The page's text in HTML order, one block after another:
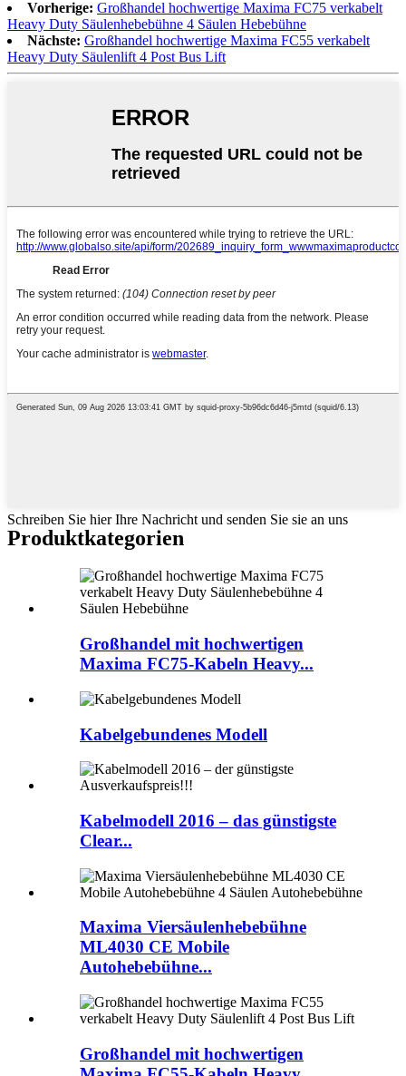
Vorherige: Großhandel hochwertige Maxima FC75 verkabelt
Heavy Duty Säulenhebebühne 4 Säulen Hebebühne
Nächste: Großhandel hochwertige Maxima FC55 verkabelt
Heavy Duty Säulenlift 4 Post Bus Lift
Schreiben Sie hier Ihre Nachricht und senden Sie sie an uns
Produktkategorien
Großhandel mit hochwertigen
Maxima FC75-Kabeln Heavy...
Kabelgebundenes Modell
Kabelmodell 2016 – das günstigste
Clear...
Maxima Viersäulenhebebühne
ML4030 CE Mobile
Autohebebühne...
Großhandel mit hochwertigen